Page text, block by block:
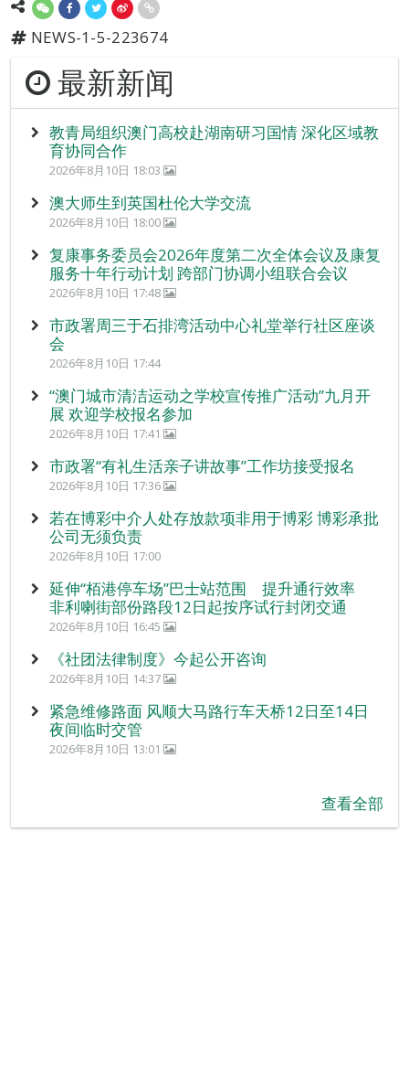
NEWS-1-5-223674
最新新闻
教青局组织澳门高校赴湖南研习国情 深化区域教
育协同合作
2026年8月10日 18:03
澳大师生到英国杜伦大学交流
2026年8月10日 18:00
复康事务委员会2026年度第二次全体会议及康复
服务十年行动计划 跨部门协调小组联合会议
2026年8月10日 17:48
市政署周三于石排湾活动中心礼堂举行社区座谈
会
2026年8月10日 17:44
“澳门城市清洁运动之学校宣传推广活动”九月开
展 欢迎学校报名参加
2026年8月10日 17:41
市政署“有礼生活亲子讲故事”工作坊接受报名
2026年8月10日 17:36
若在博彩中介人处存放款项非用于博彩 博彩承批
公司无须负责
2026年8月10日 17:00
延伸“栢港停车场”巴士站范围 提升通行效率
非利喇街部份路段12日起按序试行封闭交通
2026年8月10日 16:45
《社团法律制度》今起公开咨询
2026年8月10日 14:37
紧急维修路面 风顺大马路行车天桥12日至14日
夜间临时交管
2026年8月10日 13:01
查看全部